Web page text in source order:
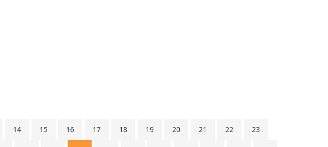
14 15 16 17 18 19 20 21 22 23